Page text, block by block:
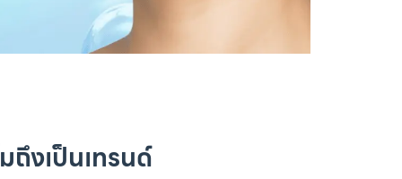
ถึงเป็นเทรนด์